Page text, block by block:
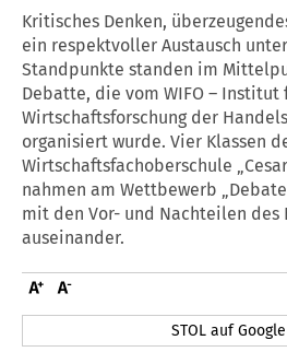
Kritisches Denken,
ein respektvoller Austausch
Standpunkte standen im
Debatte, die vom WIFO – Institut
Wirtschaftsforschung der
organisiert wurde. Vier Klassen
Wirtschaftsfachoberschule
nahmen am Wettbewerb
mit den Vor- und Nachteilen des
auseinander.
STOL auf